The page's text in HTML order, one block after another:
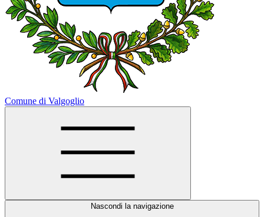
Comune di Valgoglio
Nascondi la navigazione